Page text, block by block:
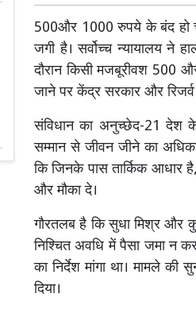
500और 1000 रुपये के बंद हो
जगी है। सर्वोच्च न्यायालय ने
दौरान किसी मजबूरीवश 500
जाने पर केंद्र सरकार और
संविधान का अनुच्छेद-21 देश
सम्मान से जीवन जीने का
कि जिनके पास तार्किक आधार
और मौका दे।
गौरतलब है कि सुधा मिश्र और
निश्चित अवधि में पैसा जमा न
का निर्देश मांगा था। मामले की
दिया।